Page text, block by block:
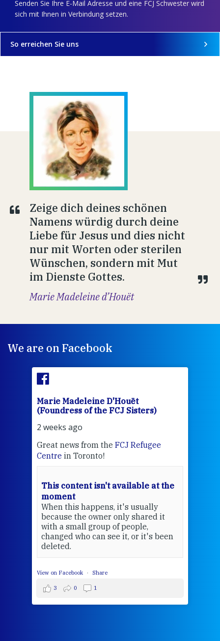
Senden Sie Ihre E-Mail Adresse und eine FCJ Schwester wird
sich mit Ihnen in Verbindung setzen.
So erreichen Sie uns
Zeige dich deines schönen
Namens würdig durch deine
Liebe für Jesus und dies nicht
nur mit Worten oder sterilen
Wünschen, sondern mit Mut
im Dienste Gottes.
Marie Madeleine d’Houët
We are on Facebook
Marie Madeleine D'Houët
(Foundress of the FCJ Sisters)
2 weeks ago
Great news from the FCJ Refugee
Centre in Toronto!
This content isn't available at the
moment
When this happens, it's usually
because the owner only shared it
with a small group of people,
changed who can see it, or it's been
deleted.
View on Facebook · Share
3 0 1